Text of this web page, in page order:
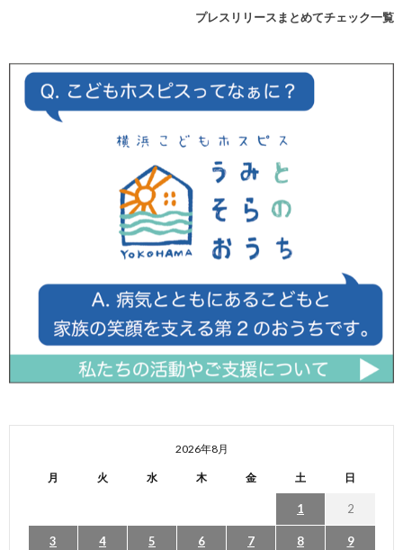
プレスリリースまとめてチェック一覧
2026年8月
月 火 水 木 金 土 日
1 2
3 4 5 6 7 8 9